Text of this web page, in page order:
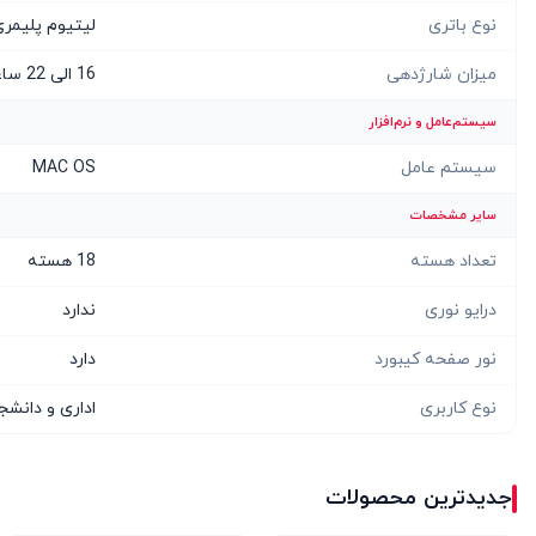
نوع باتری لیتیوم
میزان شارژدهی 16 الی 22 ساعت
سیستم‌عامل و نرم‌افزار
سیستم عامل MAC OS
سایر مشخصات
تعداد هسته 18 هسته
درایو نوری ندارد
نور صفحه کیبورد دارد
نوع کاربری اداری و
جدیدترین محصولات